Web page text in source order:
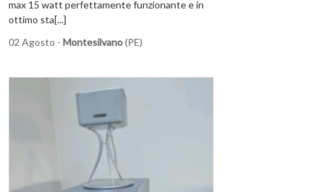
max 15 watt perfettamente funzionante e in
ottimo sta[...]
02 Agosto - Montesilvano(PE)